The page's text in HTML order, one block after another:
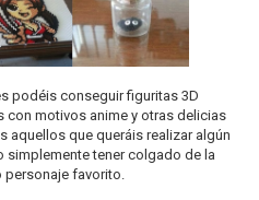
podéis conseguir figuritas 3D
con motivos anime y otras delicias
aquellos que queráis realizar algún
simplemente tener colgado de la
personaje favorito.